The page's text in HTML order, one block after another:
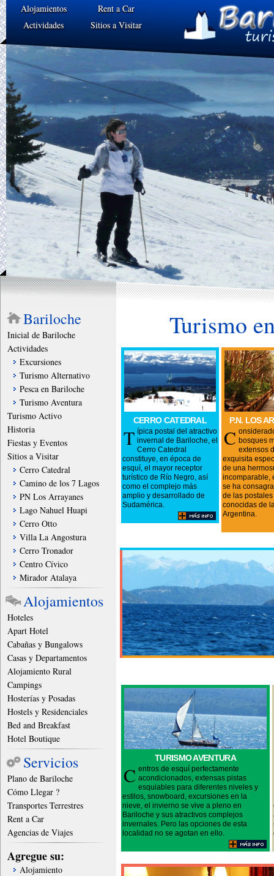
Alojamientos
Rent a Car
Actividades
Sitios a Visitar
Bariloche
Inicial de Bariloche
Actividades
Excursiones
Turismo Alternativo
Pesca en Bariloche
Turismo Aventura
Turismo Activo
Historia
Fiestas y Eventos
Sitios a Visitar
Cerro Catedral
Camino de los 7 Lagos
PN Los Arrayanes
Lago Nahuel Huapi
Cerro Otto
Villa La Angostura
Cerro Tronador
Centro Cívico
Mirador Atalaya
Alojamientos
Hoteles
Apart Hotel
Cabañas y Bungalows
Casas y Departamentos
Alojamiento Rural
Campings
Hosterías y Posadas
Hostels y Residenciales
Bed and Breakfast
Hotel Boutique
Servicios
Plano de Bariloche
Cómo Llegar ?
Transportes Terrestres
Rent a Car
Agencias de Viajes
Agregue su:
Alojamiento
Turismo
CERRO CATEDRAL
T ípica postal del atractivo
invernal de Bariloche, el
Cerro Catedral
constituye, en época de
esquí, el mayor receptor
turístico de Río Negro, así
como el complejo más
amplio y desarrollado de
Sudamérica.
P.N. LOS
C bosques
extensos
exquisita
de una
incomparable,
se ha
de las postales
conocidas de
Argentina.
TURISMO AVENTURA
C entros de esquí perfectamente
acondicionados, extensas pistas
esquiables para diferentes niveles y
estilos, snowboard, excursiones en la
nieve, el invierno se vive a pleno en
Bariloche y sus atractivos complejos
invernales. Pero las opciones de esta
localidad no se agotan en ello.